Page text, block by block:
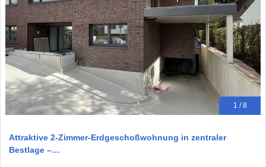
1 / 8
Attraktive 2-Zimmer-Erdgeschoßwohnung in zentraler
Bestlage –…